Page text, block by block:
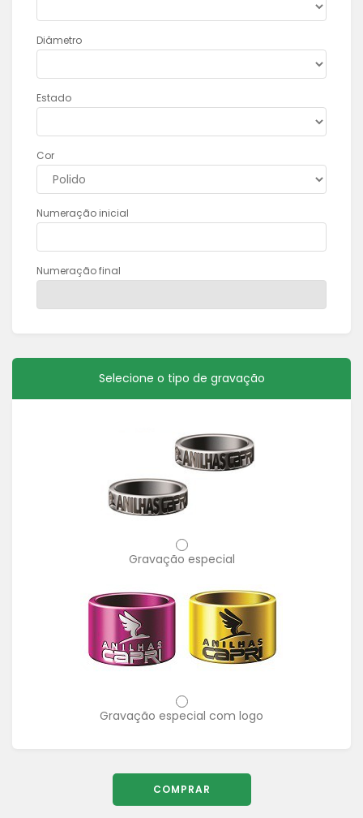
Diâmetro
Estado
Cor
Numeração inicial
Numeração final
Selecione o tipo de gravação
Gravação especial
Gravação especial com logo
COMPRAR